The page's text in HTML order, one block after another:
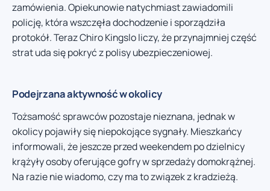
zamówienia. Opiekunowie natychmiast zawiadomili
policję, która wszczęła dochodzenie i sporządziła
protokół. Teraz Chiro Kingslo liczy, że przynajmniej część
strat uda się pokryć z polisy ubezpieczeniowej.
Podejrzana aktywność w okolicy
Tożsamość sprawców pozostaje nieznana, jednak w
okolicy pojawiły się niepokojące sygnały. Mieszkańcy
informowali, że jeszcze przed weekendem po dzielnicy
krążyły osoby oferujące gofry w sprzedaży domokrążnej.
Na razie nie wiadomo, czy ma to związek z kradzieżą.